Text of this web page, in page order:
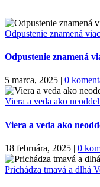
Odpustenie znamená
Odpustenie znamená
5 marca, 2025 | 0
Viera a veda ako
Viera a veda ako
18 februára, 2025 | 0
Prichádza tmavá a dlhá